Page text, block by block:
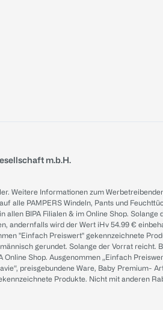
m.b.H.
Weitere Informationen zum
alle PAMPERS Windeln, Pants und
allen BIPA Filialen & im Online Shop.
andernfalls wird der Wert iHv 54.99 €
"Einfach Preiswert" gekennzeichnete
gerundet. Solange der Vorrat reicht.
Online Shop. Ausgenommen „Einfach
preisgebundene Ware, Baby
Produkte. Nicht mit anderen